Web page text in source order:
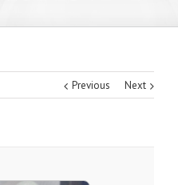
Previous Next